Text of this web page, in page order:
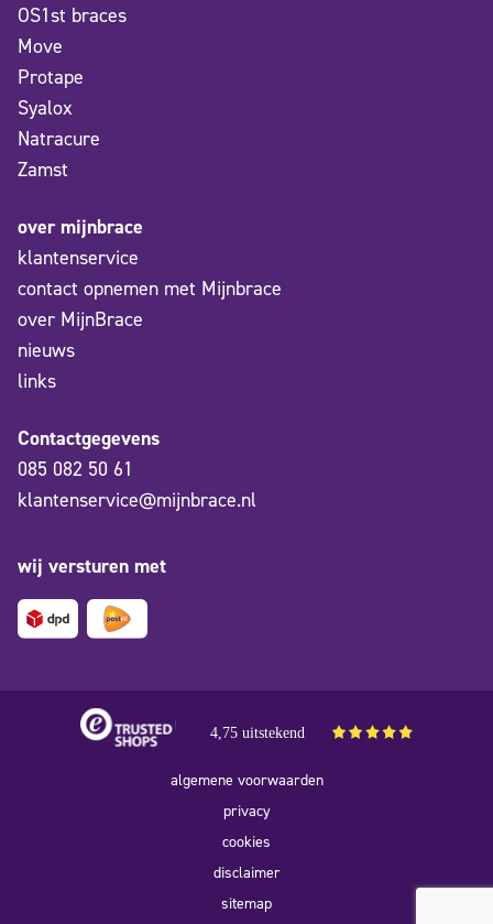
OS1st braces
Move
Protape
Syalox
Natracure
Zamst
over mijnbrace
klantenservice
contact opnemen met Mijnbrace
over MijnBrace
nieuws
links
Contactgegevens
085 082 50 61
klantenservice@mijnbrace.nl
wij versturen met
4,75 uitstekend
algemene voorwaarden
privacy
cookies
disclaimer
sitemap